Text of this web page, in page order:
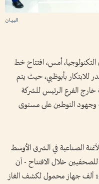
البيان
أمس، افتتاح خط
للابتكار بأبوظبي، حيث يتم
خارج الفرع الرئيس للشركة
وجهود التوطين على مستوى
الصناعية في الشرق الأوسط
للصحفيين خلال الافتتاح - أن
مركز «هانيويل مصدر للابتكار» ينتج نحو 100 ألف جهاز محمول لكشف الغاز